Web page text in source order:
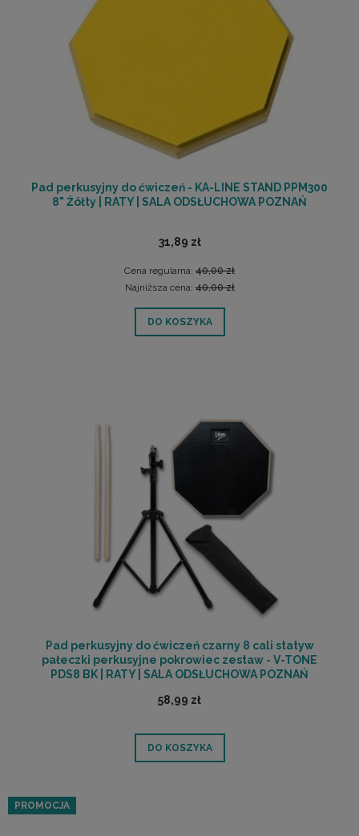
Pad perkusyjny do ćwiczeń - KA-LINE STAND PPM300
8" Żółty | RATY | SALA ODSŁUCHOWA POZNAŃ
31,89 zł
Cena regularna: 40,00 zł
Najniższa cena:40,00 zł
DO KOSZYKA
Pad perkusyjny do ćwiczeń czarny 8 cali statyw
pałeczki perkusyjne pokrowiec zestaw - V-TONE
PDS8 BK | RATY | SALA ODSŁUCHOWA POZNAŃ
58,99 zł
DO KOSZYKA
PROMOCJA